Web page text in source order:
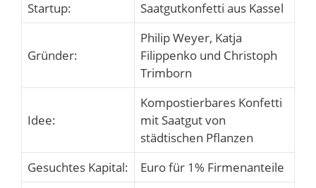
Startup: Saatgutkonfetti aus Kassel
Gründer:
Philip Weyer, Katja
Filippenko und Christoph
Trimborn
Idee:
Kompostierbares Konfetti
mit Saatgut von
städtischen Pflanzen
Gesuchtes Kapital:
Euro für 1% Firmenanteile